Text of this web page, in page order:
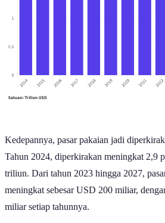
Kedepannya, pasar pakaian jadi
Tahun 2024, diperkirakan meningkat 2,9
triliun. Dari tahun 2023 hingga 2027,
meningkat sebesar USD 200 miliar,
miliar setiap tahunnya.